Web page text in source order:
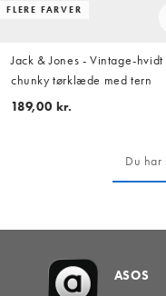
FLERE FARVER
Jack & Jones - Vintage-hvidt
chunky tørklæde med tern
189,00 kr.
Du har
ASOS